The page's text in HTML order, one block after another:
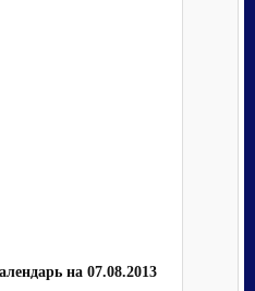
на 07.08.2013